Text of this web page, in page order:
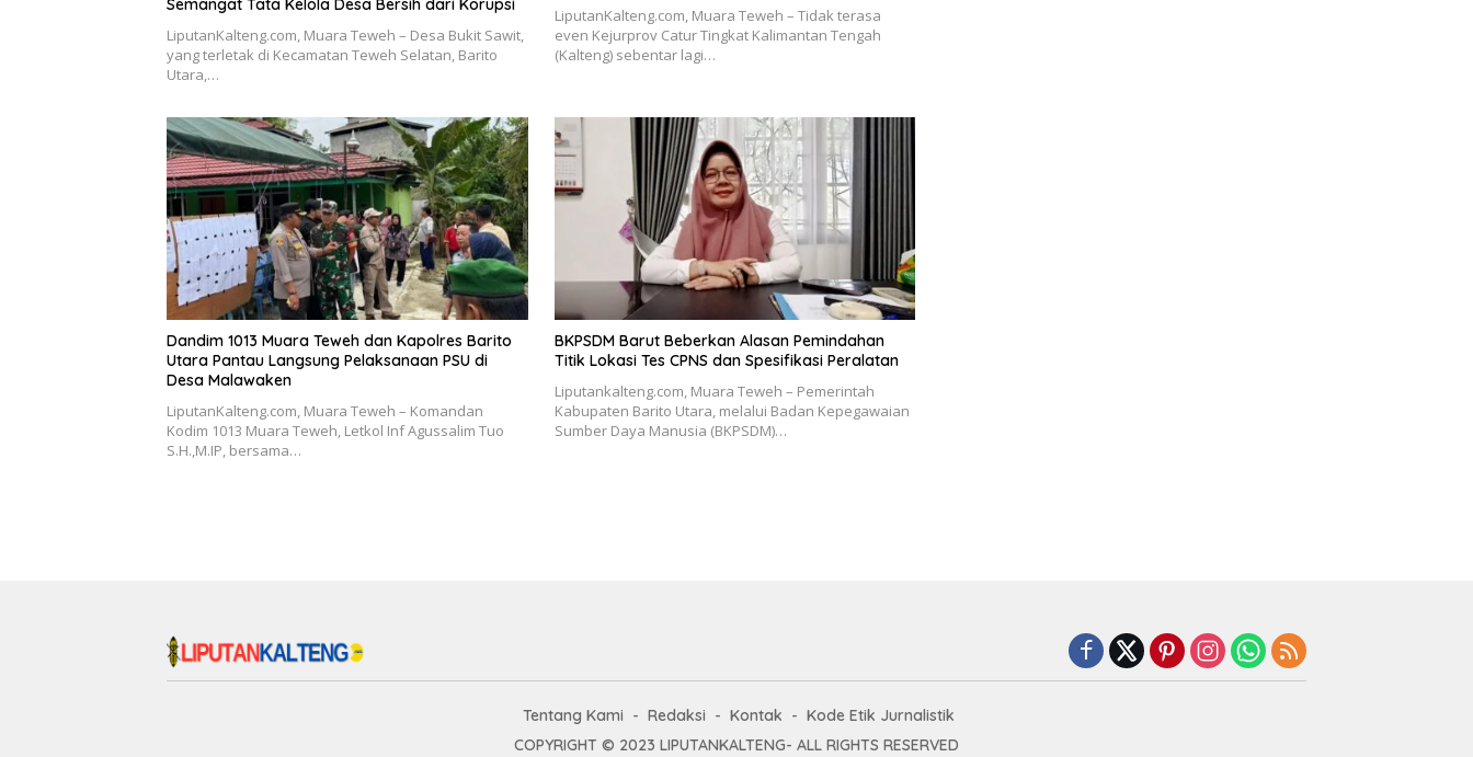
LiputanKalteng.com, Muara Teweh – Desa Bukit Sawit,
yang terletak di Kecamatan Teweh Selatan, Barito
Utara,…
LiputanKalteng.com, Muara Teweh – Tidak terasa
even Kejurprov Catur Tingkat Kalimantan Tengah
(Kalteng) sebentar lagi…
Dandim 1013 Muara Teweh dan Kapolres Barito
Utara Pantau Langsung Pelaksanaan PSU di
Desa Malawaken
LiputanKalteng.com, Muara Teweh – Komandan
Kodim 1013 Muara Teweh, Letkol Inf Agussalim Tuo
S.H.,M.IP, bersama…
BKPSDM Barut Beberkan Alasan Pemindahan
Titik Lokasi Tes CPNS dan Spesifikasi Peralatan
Liputankalteng.com, Muara Teweh – Pemerintah
Kabupaten Barito Utara, melalui Badan Kepegawaian
Sumber Daya Manusia (BKPSDM)…
Tentang Kami Redaksi Kontak
Kode Etik Jurnalistik
COPYRIGHT © 2023 LIPUTANKALTENG- ALL RIGHTS RESERVED